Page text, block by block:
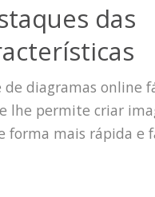
das
diagramas online
lhe permite criar
forma mais rápida e